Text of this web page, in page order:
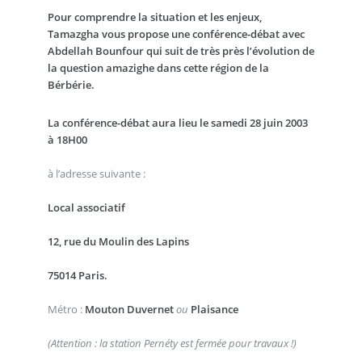
Pour comprendre la situation et les enjeux,
Tamazgha vous propose une conférence-débat avec
Abdellah Bounfour qui suit de très près l’évolution de
la question amazighe dans cette région de la
Bérbérie.
La conférence-débat aura lieu le samedi 28 juin 2003
à 18H00
à l’adresse suivante :
Local associatif
12, rue du Moulin des Lapins
75014 Paris.
Métro : Mouton Duvernetou Plaisance
(Attention : la station Pernéty est fermée pour travaux !)